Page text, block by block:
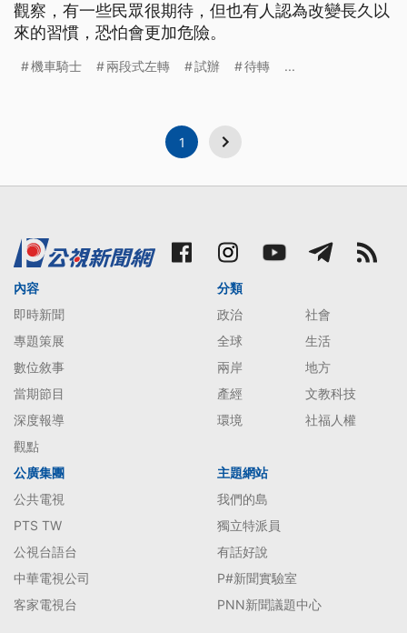
觀察，有一些民眾很期待，但也有人認為改變長久以
來的習慣，恐怕會更加危險。
機車騎士 兩段式左轉 試辦 待轉 ...
1
內容
即時新聞
專題策展
數位敘事
當期節目
深度報導
觀點
分類
政治
社會
全球
生活
兩岸
地方
產經
文教科技
環境
社福人權
公廣集團
公共電視
PTS TW
公視台語台
中華電視公司
客家電視台
主題網站
我們的島
獨立特派員
有話好說
P#新聞實驗室
PNN新聞議題中心